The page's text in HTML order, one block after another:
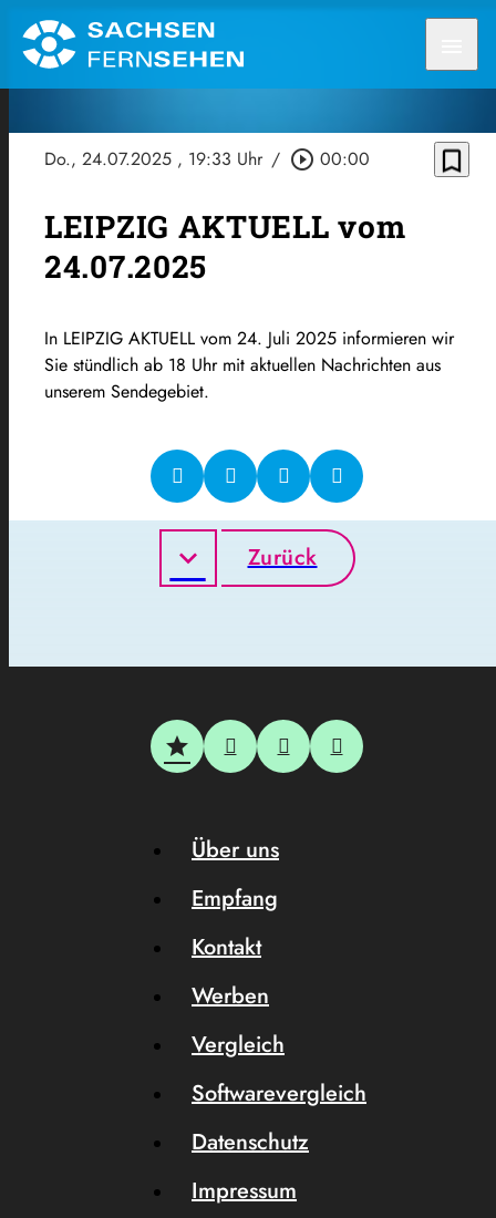
Do., 24.07.2025 , 19:33 Uhr / play_circle_outline 00:00 bookmark_border
LEIPZIG AKTUELL vom
24.07.2025
In LEIPZIG AKTUELL vom 24. Juli 2025 informieren wir
Sie stündlich ab 18 Uhr mit aktuellen Nachrichten aus
unserem Sendegebiet.
Zurück
Über uns
Empfang
Kontakt
Werben
Vergleich
Softwarevergleich
Datenschutz
Impressum